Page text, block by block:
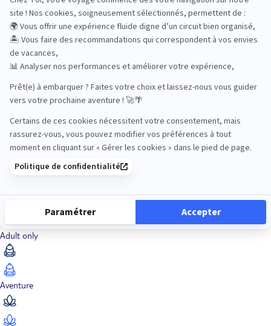
Océan Indien
Nos thématiques
Adult only
Aventure